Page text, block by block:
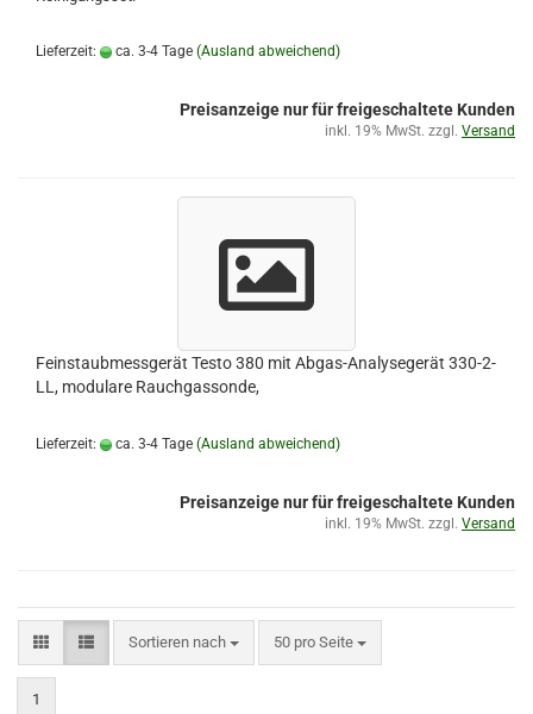
Lieferzeit: ca. 3-4 Tage (Ausland abweichend)
Preisanzeige nur für freigeschaltete Kunden
inkl. 19% MwSt. zzgl. Versand
Feinstaubmessgerät Testo 380 mit Abgas-Analysegerät 330-2-
LL, modulare Rauchgassonde,
Lieferzeit: ca. 3-4 Tage (Ausland abweichend)
Preisanzeige nur für freigeschaltete Kunden
inkl. 19% MwSt. zzgl. Versand
Sortieren nach 50 pro Seite
1